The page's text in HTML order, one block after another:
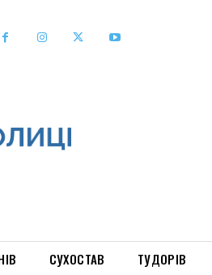
СУХОСТАВ ТУДОРІВ